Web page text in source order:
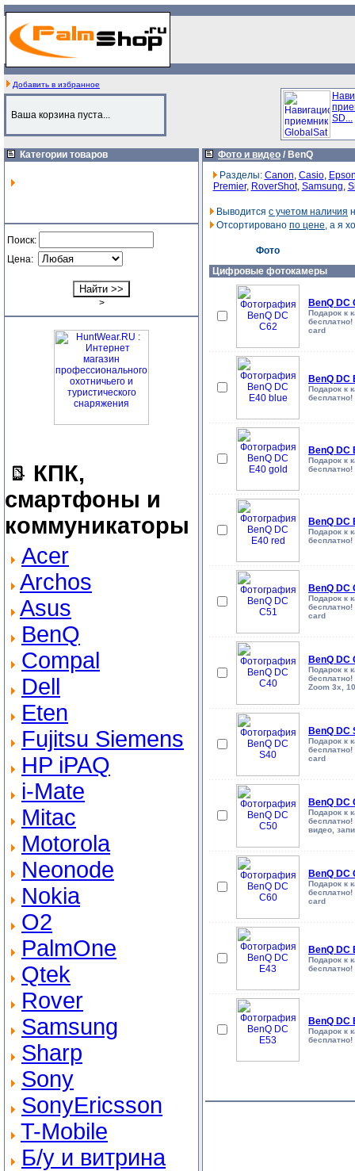
Добавить в избранное
Ваша корзина пуста...
Категории товаров
Поиск:
Цена:
>
КПК,
смартфоны и
коммуникаторы
Acer
Archos
Asus
BenQ
Compal
Dell
Eten
Fujitsu Siemens
HP iPAQ
i-Mate
Mitac
Motorola
Neonode
Nokia
O2
PalmOne
Qtek
Rover
Samsung
Sharp
Sony
SonyEricsson
T-Mobile
Б/у и витрина
SD...
Фото и видео / BenQ
Разделы: Canon, Casio,
Premier, RoverShot, Samsung,
Выводится с учетом наличия
Отсортировано по цене, а я
Фото
Цифровые фотокамеры
BenQ DC
Подарок к
бесплатно!
card
BenQ DC
Подарок к
BenQ DC
Подарок к
BenQ DC
Подарок к
BenQ DC
Подарок к
card
BenQ DC
Подарок к
бесплатно!
Zoom 3x,
BenQ DC
Подарок к
card
BenQ DC
Подарок к
видео,
BenQ DC
Подарок к
бесплатно!
card
BenQ DC
Подарок к
бесплатно!
BenQ DC
Подарок к